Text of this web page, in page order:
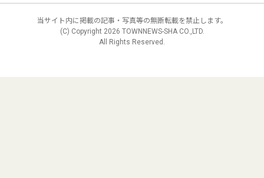
当サイト内に掲載の記事・写真等の無断転載を禁止します。
(C) Copyright 2026 TOWNNEWS-SHA CO.,LTD.
All Rights Reserved.